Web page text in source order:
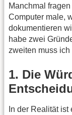
Manchmal
Computer male,
dokumentieren
habe zwei
zweiten muss
1. Die
In der Realität